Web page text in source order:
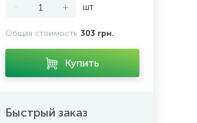
- + шт
Общая стоимость 303 грн.
Купить
Быстрый заказ